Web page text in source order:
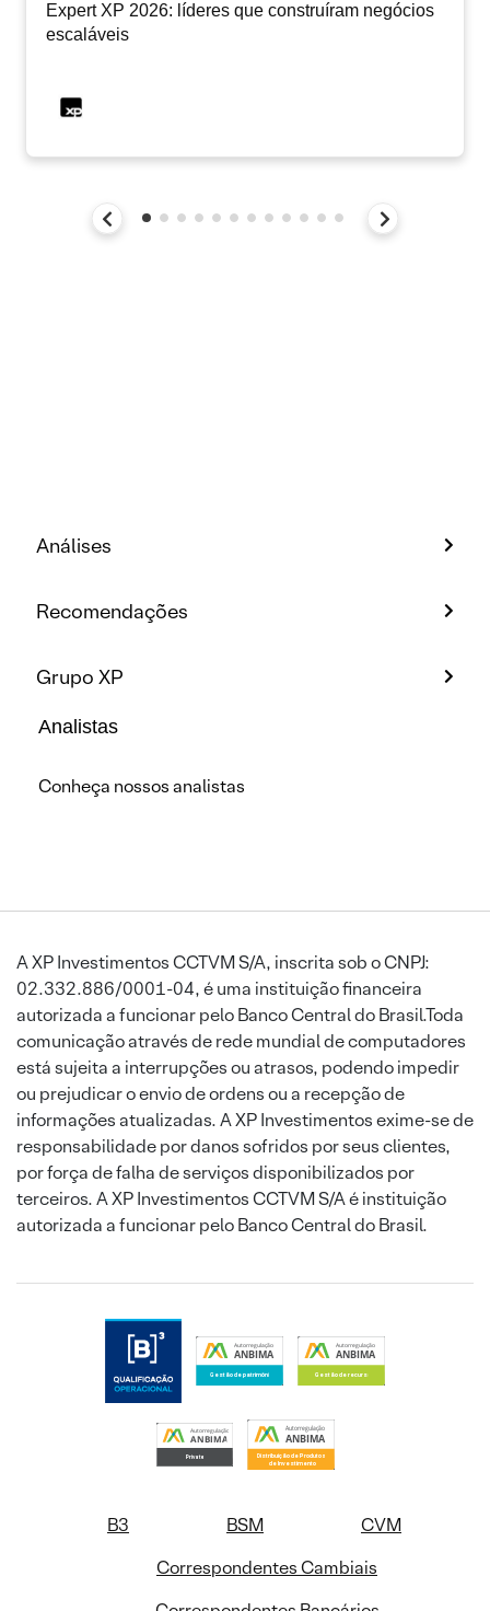
Expert XP 2026: líderes que construíram negócios
escaláveis
Análises
Recomendações
Grupo XP
Analistas
Conheça nossos analistas
A XP Investimentos CCTVM S/A, inscrita sob o CNPJ:
02.332.886/0001-04, é uma instituição financeira
autorizada a funcionar pelo Banco Central do Brasil.Toda
comunicação através de rede mundial de computadores
está sujeita a interrupções ou atrasos, podendo impedir
ou prejudicar o envio de ordens ou a recepção de
informações atualizadas. A XP Investimentos exime-se de
responsabilidade por danos sofridos por seus clientes,
por força de falha de serviços disponibilizados por
terceiros. A XP Investimentos CCTVM S/A é instituição
autorizada a funcionar pelo Banco Central do Brasil.
B3 BSM
CVM
Correspondentes Cambiais